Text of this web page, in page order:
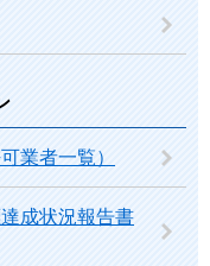
業者一覧）
成状況報告書